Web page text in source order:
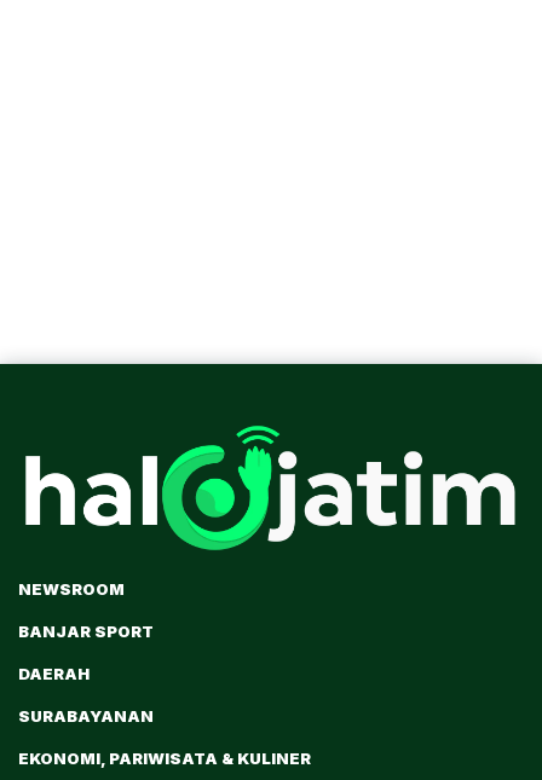
NEWSROOM
BANJAR SPORT
DAERAH
SURABAYANAN
EKONOMI, PARIWISATA & KULINER